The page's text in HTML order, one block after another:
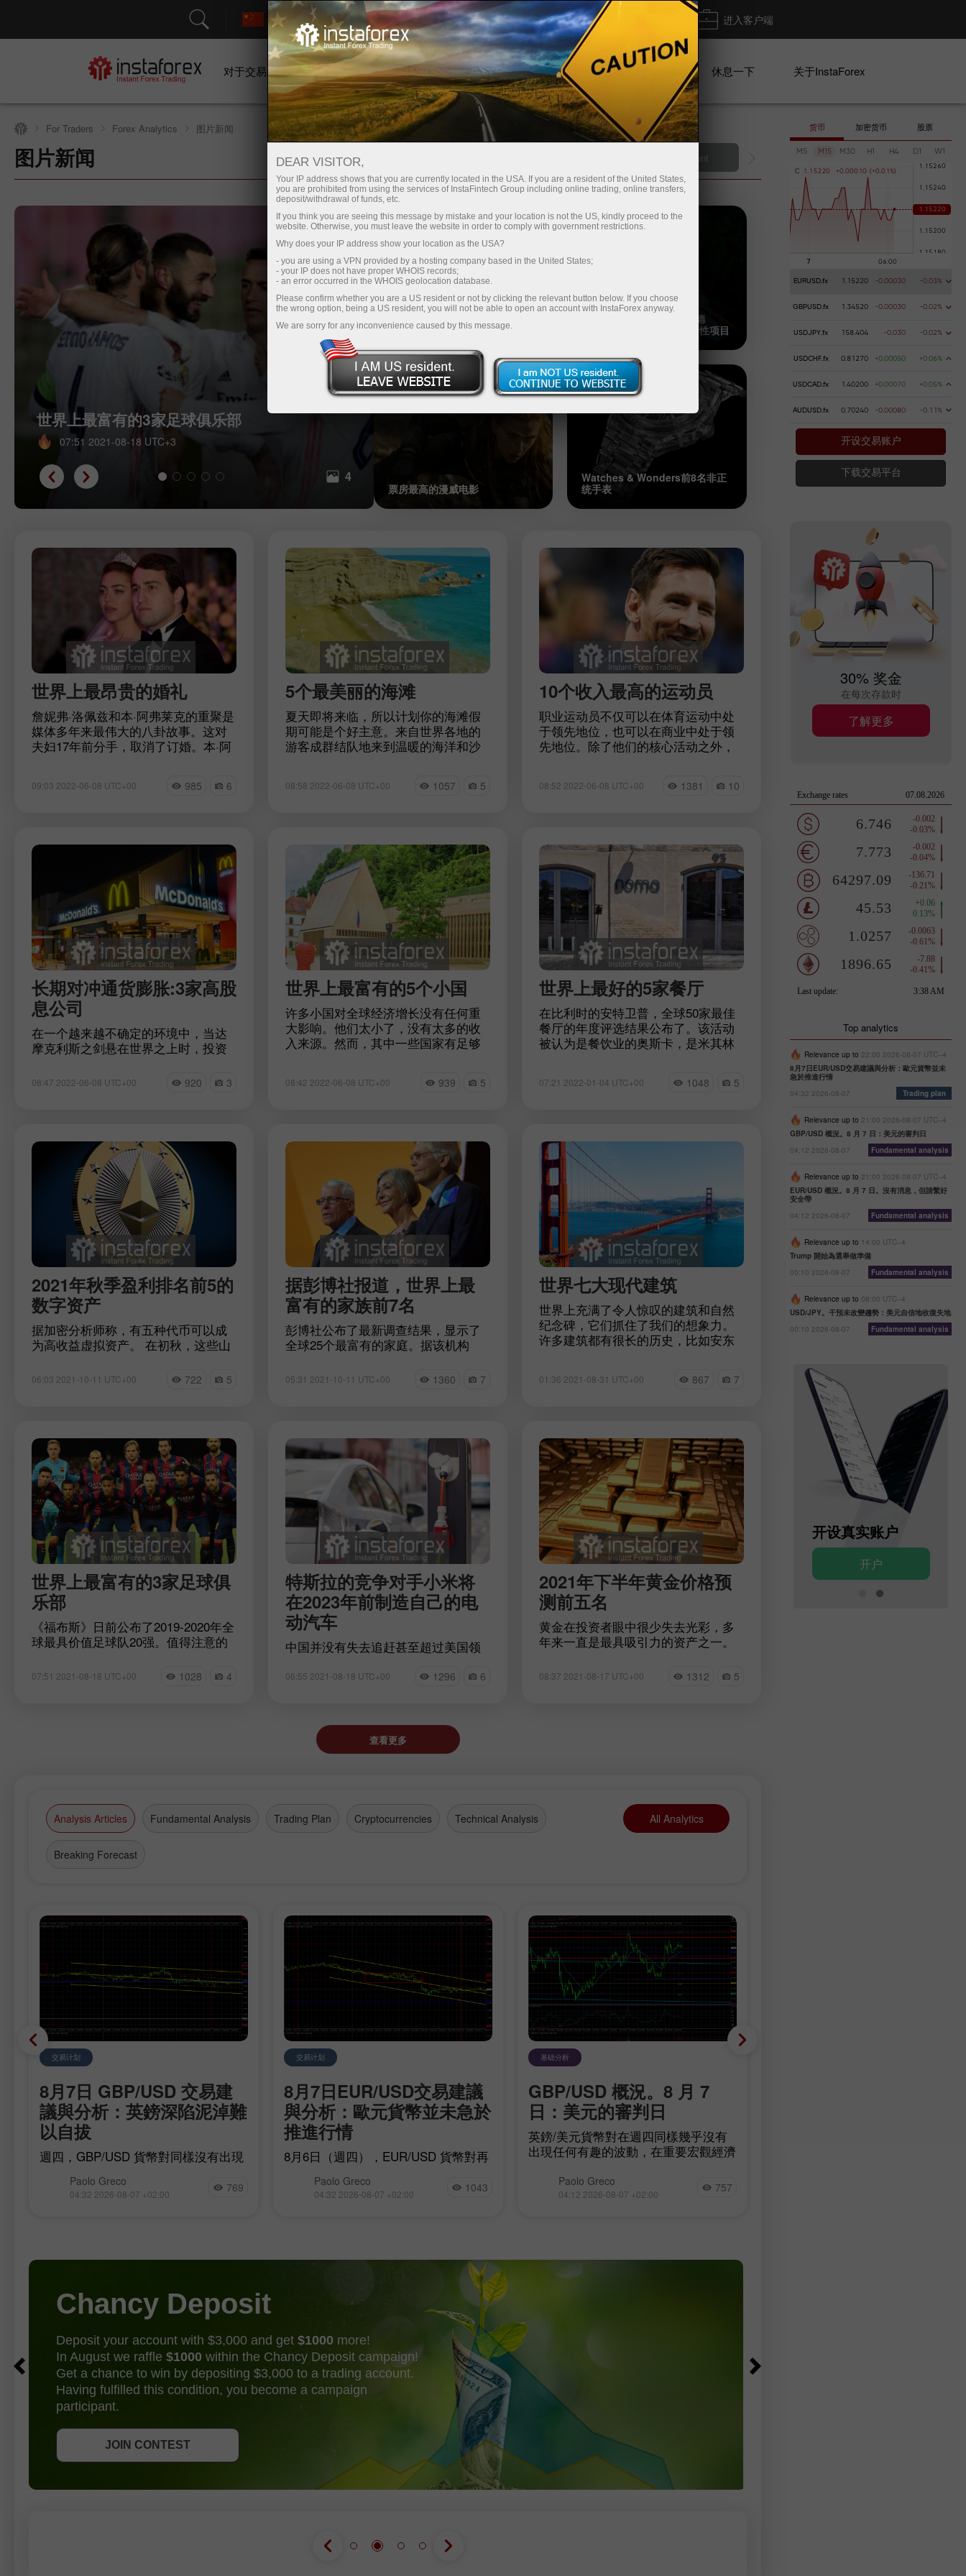
支持 即时开户 交易平台 进入客户端
对于交易者 初学者 投资者 对于合作伙伴 广告系列 休息一下 关于InstaForex
For Traders Forex Analytics 图片新闻
图片新闻 Open demo account Deposit money
世界上最富有的3家足球俱乐部
07:51 2021-08-18 UTC+3
4
特斯拉的竞争对手小米将在2023年前制造自己
的电动汽车
06:55 2021-08-18 UTC+3
6
2021年下半年黄金价格预测前
08:37 2021-08-17 UTC+3
印度与冠状病毒作斗争并报告了
创纪录的病毒病例数
未来主义建筑：扎哈·哈迪德
(Zaha Hadid) 的 7 大革命性项目
票房最高的漫威电影
Watches & Wonders前8名非正
统手表
世界上最昂贵的婚礼
詹妮弗·洛佩兹和本·阿弗莱克的重聚是
媒体多年来最伟大的八卦故事。这对
夫妇17年前分手，取消了订婚。本·阿
值超过1000万美元的真正绿色钻石。
的花费一分钱的婚礼
09:03 2022-06-08 UTC+00 985 6
5个最美丽的海滩
夏天即将来临，所以计划你的海滩假
期可能是个好主意。来自世界各地的
游客成群结队地来到温暖的海洋和沙
可以获得一次难忘的体验和彻底的放
08:58 2022-06-08 UTC+00 1057 5
10个收入最高的运动员
职业运动员不仅可以在体育运动中处
于领先地位，也可以在商业中处于领
先地位。除了他们的核心活动之外，
布斯》最近公布了全球收入最高的运
08:52 2022-06-08 UTC+00 1381 10
长期对冲通货膨胀:3家高股
息公司
在一个越来越不确定的环境中，当达
摩克利斯之剑悬在世界之上时，投资
因此，专家建议把钱投到能够长期保
值的公司。以下是资产最适合长期投
08:47 2022-06-08 UTC+00 920 3
世界上最富有的5个小国
许多小国对全球经济增长没有任何重
大影响。他们太小了，没有太多的收
入来源。然而，其中一些国家有足够
观国家。
08:42 2022-06-08 UTC+00 939 5
世界上最好的5家餐厅
在比利时的安特卫普，全球50家最佳
餐厅的年度评选结果公布了。该活动
被认为是餐饮业的奥斯卡，是米其林
年，专家们再次介绍了世界上最好的
总赢家，并看看其他入选前五名的餐
厅
07:21 2022-01-04 UTC+00 1048 5
2021年秋季盈利排名前5的
数字资产
据加密分析师称，有五种代币可以成
为高收益虚拟资产。 在初秋，这些山
入。 在我们的文章中，您将了解具有
强劲上涨潜力的前五名数字资产
06:03 2021-10-11 UTC+00 722 5
据彭博社报道，世界上最
富有的家族前7名
彭博社公布了最新调查结果，显示了
全球25个最富有的家庭。据该机构
者的资本总额增长了20%以上。目
前，这个数字估计为1.7万亿美元。哪
05:31 2021-10-11 UTC+00 1360 7
世界七大现代建筑
世界上充满了令人惊叹的建筑和自然
纪念碑，它们抓住了我们的想象力。
许多建筑都有很长的历史，比如安东
时，其他一些乍一看似乎平淡无奇的
01:36 2021-08-31 UTC+00 867 7
世界上最富有的3家足球俱
乐部
《福布斯》日前公布了2019-2020年全
球最具价值足球队20强。值得注意的
何国家都多。所以，让我们看看谁在
财务排名中是谁，谁是最富有的。
07:51 2021-08-18 UTC+00 1028 4
特斯拉的竞争对手小米将
在2023年前制造自己的电
动汽车
中国并没有失去追赶甚至超过美国领
望。越来越多的中国科技公司试图推
而其他一些人可能会对电动汽车市场
的巨人构成真正的威胁。目前，在中
国，只有小米才能成为特斯拉的有力
06:55 2021-08-18 UTC+00 1296 6
2021年下半年黄金价格预
测前五名
黄金在投资者眼中很少失去光彩，多
年来一直是最具吸引力的资产之一。
增。2021年下半年，黄金需求可能会
进一步增加。有时，贵金属会经历剧
08:37 2021-08-17 UTC+00 1312 5
查看更多
Analysis Articles Fundamental Analysis Trading Plan Cryptocurrencies Technical Analysis
Breaking Forecast
All Analytics
交易计划
8月7日 GBP/USD 交易建
議與分析：英鎊深陷泥淖難
以自拔
週四，GBP/USD 貨幣對同樣沒有出現
英國和美國都沒有公布足以引發市場反
應的重要事件或數據。
Paolo Greco
04:32 2026-08-07 +02:00 769
交易计划
8月7日EUR/USD交易建議
與分析：歐元貨幣並未急於
推進行情
8月6日（週四），EUR/USD 貨幣對再
價在 1.1536–1.1542 區間以及關鍵線下
方完成整理。
Paolo Greco
04:32 2026-08-07 +02:00 1043
基础分析
GBP/USD 概況。8 月 7
日：美元的審判日
英鎊/美元貨幣對在週四同樣幾乎沒有
出現任何有趣的波動，在重要宏觀經濟
不讓人意外。同時也值得注意的是，地
緣政治議題已經開始讓市場感到乏味，
Paolo Greco
04:12 2026-08-07 +02:00 757
JOIN CONTEST
Chancy Deposit
Deposit your account with $3,000 and get $1000 more!
In August we raffle $1000 within the Chancy Deposit campaign!
Get a chance to win by depositing $3,000 to a trading account.
Having fulfilled this condition, you become a campaign
participant.
JOIN CONTEST
GET BONUS
货币 加密货币 股票
M5 M15 M30 H1 H4 D1 W1
C 1 . 1 52 20 +0 .000 1 0 (+0 .0 1 %
EURUSD.fx 1.15220 -0.00030 -0.03%
GBPUSD.fx 1.34520 -0.00030 -0.02%
USDJPY.fx 158.404 -0.030 -0.02%
USDCHF.fx 0.81270 +0.00050 +0.06%
USDCAD.fx 1.40200 +0.00070 +0.05%
AUDUSD.fx 0.70240 -0.00080 -0.11%
开设交易账户
下载交易平台
30% 奖金
在每次存款时
了解更多
Top analytics
Relevance up to 22:00 2026-08-07 UTC--4
8月7日EUR/USD交易建議與分析：歐元貨幣並未
急於推進行情
04:32 2026-08-07
Trading plan
Relevance up to 21:00 2026-08-07 UTC--4
GBP/USD 概況。8 月 7 日：美元的審判日
04:12 2026-08-07
Fundamental analysis
Relevance up to 21:00 2026-08-07 UTC--4
EUR/USD 概況。8 月 7 日。沒有消息，但請繫好
安全帶
04:12 2026-08-07
Fundamental analysis
Relevance up to 14:00 UTC--4
Trump 開始為選舉做準備
00:10 2026-08-07
Fundamental analysis
Relevance up to 08:00 UTC--4
USD/JPY。干預未改變趨勢：美元自信地收復失地
00:10 2026-08-07
Fundamental analysis
开设模拟账户
开户
开设真实账户
开户
开设模拟账户
开户
开设真实账户
开户
DEAR VISITOR,
Your IP address shows that you are currently located in the USA. If you are a resident of the United States,
you are prohibited from using the services of InstaFintech Group including online trading, online transfers,
deposit/withdrawal of funds, etc.
If you think you are seeing this message by mistake and your location is not the US, kindly proceed to the
website. Otherwise, you must leave the website in order to comply with government restrictions.
Why does your IP address show your location as the USA?
- you are using a VPN provided by a hosting company based in the United States;
- your IP does not have proper WHOIS records;
- an error occurred in the WHOIS geolocation database.
Please confirm whether you are a US resident or not by clicking the relevant button below. If you choose
the wrong option, being a US resident, you will not be able to open an account with InstaForex anyway.
We are sorry for any inconvenience caused by this message.